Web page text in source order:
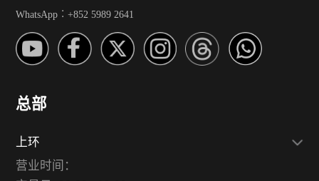
WhatsApp︰+852 5989 2641
总部
上环
营业时间：